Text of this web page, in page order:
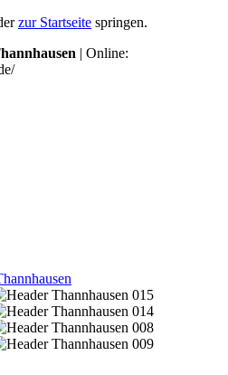
zur Startseite springen.
| Online: